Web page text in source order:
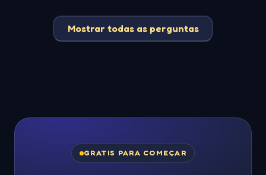
Mostrar todas as perguntas
GRATIS PARA COMEÇAR